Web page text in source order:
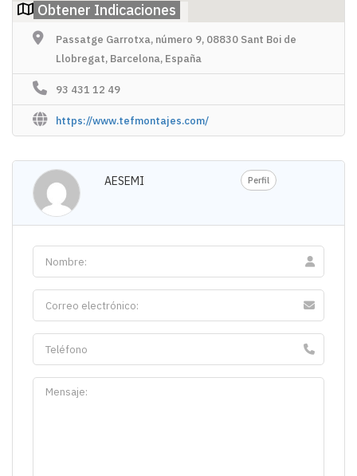
Obtener Indicaciones
Passatge Garrotxa, número 9, 08830 Sant Boi de
Llobregat, Barcelona, España
93 431 12 49
https://www.tefmontajes.com/
AESEMI Perfil